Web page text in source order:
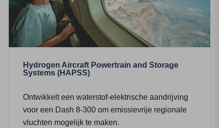
Hydrogen Aircraft Powertrain and Storage
Systems (HAPSS)
Ontwikkelt een waterstof-elektrische aandrijving
voor een Dash 8-300 om emissievrije regionale
vluchten mogelijk te maken.